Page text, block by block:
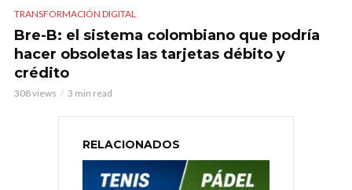
TRANSFORMACIÓN DIGITAL
Bre-B: el sistema colombiano que podría
hacer obsoletas las tarjetas débito y
crédito
308 views 3 min read
RELACIONADOS